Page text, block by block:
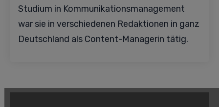
Studium in Kommunikationsmanagement
war sie in verschiedenen Redaktionen in ganz
Deutschland als Content-Managerin tätig.